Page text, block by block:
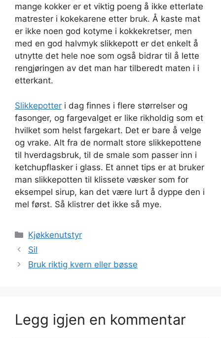
mange kokker er et viktig poeng å ikke etterlate
matrester i kokekarene etter bruk. Å kaste mat
er ikke noen god kotyme i kokkekretser, men
med en god halvmyk slikkepott er det enkelt å
utnytte det hele noe som også bidrar til å lette
rengjøringen av det man har tilberedt maten i i
etterkant.
Slikkepotter i dag finnes i flere størrelser og
fasonger, og fargevalget er like rikholdig som et
hvilket som helst fargekart. Det er bare å velge
og vrake. Alt fra de normalt store slikkepottene
til hverdagsbruk, til de smale som passer inn i
ketchupflasker i glass. Et annet tips er at bruker
man slikkepotten til klissete væsker som for
eksempel sirup, kan det være lurt å dyppe den i
mel først. Så klistrer det ikke så mye.
Kategorier
Kjøkkenutstyr
Sil
Bruk riktig kvern eller bøsse
Legg igjen en kommentar